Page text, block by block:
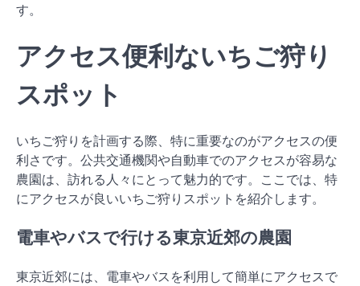
す。
アクセス便利ないちご狩り
スポット
いちご狩りを計画する際、特に重要なのがアクセスの便
利さです。公共交通機関や自動車でのアクセスが容易な
農園は、訪れる人々にとって魅力的です。ここでは、特
にアクセスが良いいちご狩りスポットを紹介します。
電車やバスで行ける東京近郊の農園
東京近郊には、電車やバスを利用して簡単にアクセスで